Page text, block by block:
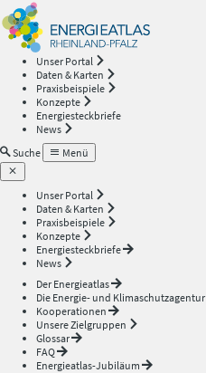
Unser Portal
Daten & Karten
Praxisbeispiele
Konzepte
Energiesteckbriefe
News
Suche
Menü
Unser Portal
Daten & Karten
Praxisbeispiele
Konzepte
Energiesteckbriefe
News
Der Energieatlas
Die Energie- und Klimaschutzagentur
Kooperationen
Unsere Zielgruppen
Glossar
FAQ
Energieatlas-Jubiläum